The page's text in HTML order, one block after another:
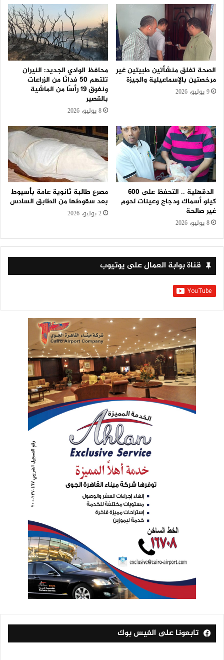
الصحة تغلق منشأتين طبيتين غير
مرخصتين بالإسماعيلية والجيزة
9 يوليو، 2026
محافظ الوادي الجديد: النيران
تلتهم 50 فدانًا من الزراعات
ونفوق 19 رأسًا من الماشية
بالقصير
8 يوليو، 2026
الدقهلية .. التحفظ على 600
كيلو أسماك ودجاج وعينات لحوم
غير صالحة
8 يوليو، 2026
مصرع طالبة ثانوية عامة بأسيوط
بعد سقوطها من الطابق السادس
2 يوليو، 2026
قناة بوابة العمال على يوتيوب
تابعونا على الفيس بوك